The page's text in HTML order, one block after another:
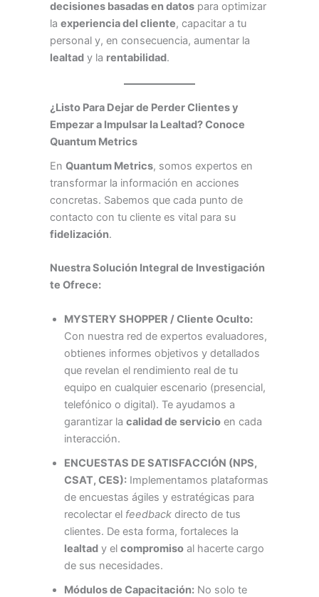
decisiones basadas en datos para optimizar
la experiencia del cliente, capacitar a tu
personal y, en consecuencia, aumentar la
lealtad y la rentabilidad.
¿Listo Para Dejar de Perder Clientes y
Empezar a Impulsar la Lealtad? Conoce
Quantum Metrics
En Quantum Metrics, somos expertos en
transformar la información en acciones
concretas. Sabemos que cada punto de
contacto con tu cliente es vital para su
fidelización.
Nuestra Solución Integral de Investigación
te Ofrece:
MYSTERY SHOPPER / Cliente Oculto:
Con nuestra red de expertos evaluadores,
obtienes informes objetivos y detallados
que revelan el rendimiento real de tu
equipo en cualquier escenario (presencial,
telefónico o digital). Te ayudamos a
garantizar la calidad de servicio en cada
interacción.
ENCUESTAS DE SATISFACCIÓN (NPS,
CSAT, CES): Implementamos plataformas
de encuestas ágiles y estratégicas para
recolectar el feedback directo de tus
clientes. De esta forma, fortaleces la
lealtad y el compromiso al hacerte cargo
de sus necesidades.
Módulos de Capacitación: No solo te